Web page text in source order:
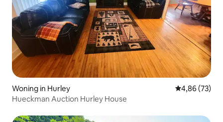
Woning in Hurley Gemiddelde
4,86 (73)
Hueckman Auction Hurley House